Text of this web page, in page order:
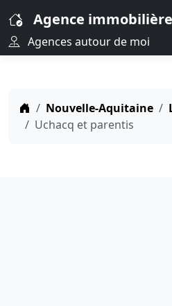
Agence
Agences autour de moi
Nouvelle-Aquitaine
Uchacq et parentis